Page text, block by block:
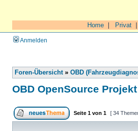
Home Privat
Anmelden
Foren-Übersicht» OBD
OBD OpenSource Projekt
Seite 1 von 1 [ 34